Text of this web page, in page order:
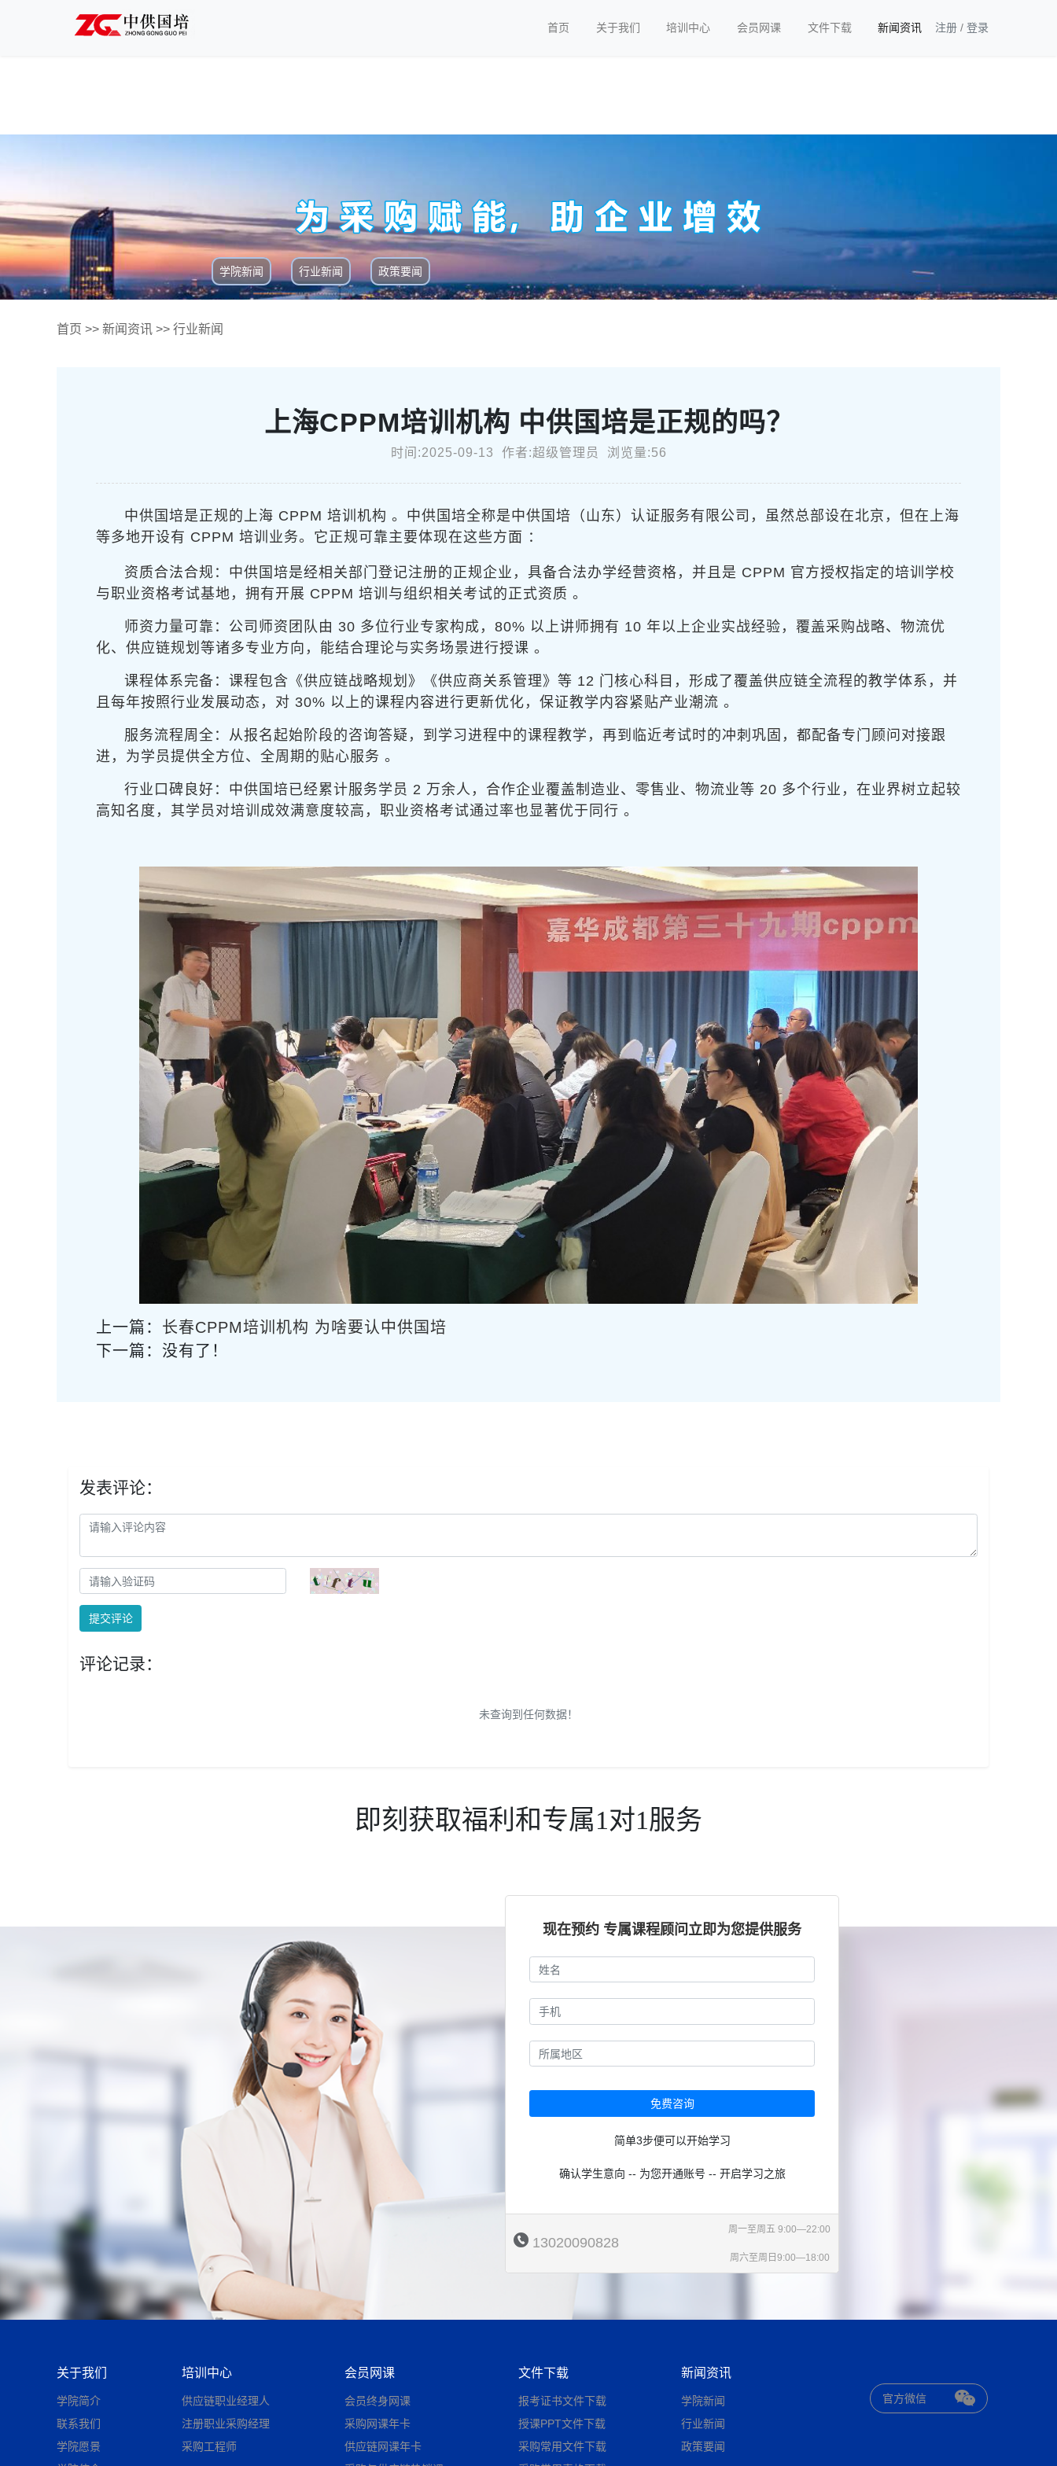
首页 关于我们 培训中心 会员网课 文件下载 新闻资讯 注册 / 登录
学院新闻 行业新闻 政策要闻
首页 >> 新闻资讯 >> 行业新闻
上海CPPM培训机构 中供国培是正规的吗？
时间:2025-09-13 作者:超级管理员 浏览量:56
中供国培是正规的上海 CPPM 培训机构 。中供国培全称是中供国培（山东）认证服务有限公司，虽然总部设在北京，但在上海
等多地开设有 CPPM 培训业务。它正规可靠主要体现在这些方面 ：
资质合法合规：中供国培是经相关部门登记注册的正规企业，具备合法办学经营资格，并且是 CPPM 官方授权指定的培训学校
与职业资格考试基地，拥有开展 CPPM 培训与组织相关考试的正式资质 。
师资力量可靠：公司师资团队由 30 多位行业专家构成，80% 以上讲师拥有 10 年以上企业实战经验，覆盖采购战略、物流优
化、供应链规划等诸多专业方向，能结合理论与实务场景进行授课 。
课程体系完备：课程包含《供应链战略规划》《供应商关系管理》等 12 门核心科目，形成了覆盖供应链全流程的教学体系，并
且每年按照行业发展动态，对 30% 以上的课程内容进行更新优化，保证教学内容紧贴产业潮流 。
服务流程周全：从报名起始阶段的咨询答疑，到学习进程中的课程教学，再到临近考试时的冲刺巩固，都配备专门顾问对接跟
进，为学员提供全方位、全周期的贴心服务 。
行业口碑良好：中供国培已经累计服务学员 2 万余人，合作企业覆盖制造业、零售业、物流业等 20 多个行业，在业界树立起较
高知名度，其学员对培训成效满意度较高，职业资格考试通过率也显著优于同行 。
上一篇： 长春CPPM培训机构 为啥要认中供国培
下一篇：没有了！
发表评论：
提交评论
评论记录：
未查询到任何数据！
即刻获取福利和专属1对1服务
现在预约 专属课程顾问立即为您提供服务
免费咨询
简单3步便可以开始学习
确认学生意向 -- 为您开通账号 -- 开启学习之旅
13020090828
周一至周五 9:00—22:00
周六至周日9:00—18:00
关于我们
学院简介
联系我们
学院愿景
培训中心
供应链职业经理人
注册职业采购经理
采购工程师
会员网课
会员终身网课
采购网课年卡
供应链网课年卡
文件下载
报考证书文件下载
授课PPT文件下载
采购常用文件下载
新闻资讯
学院新闻
行业新闻
政策要闻
官方微信